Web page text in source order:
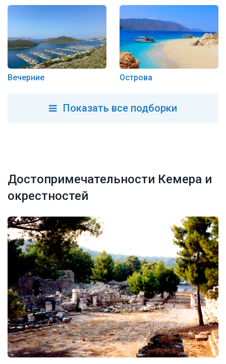
Вечерние Острова
Показать все подборки
Достопримечательности Кемера и
окрестностей